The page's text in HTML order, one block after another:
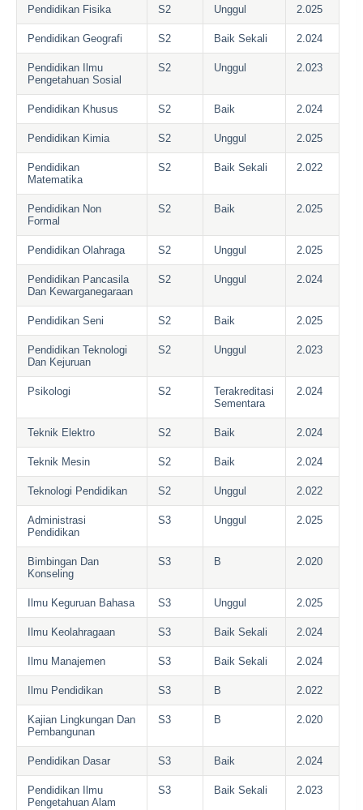
Pendidikan Fisika S2 Unggul 2.025
Pendidikan Geografi S2 Baik Sekali 2.024
Pendidikan Ilmu
Pengetahuan Sosial
S2 Unggul 2.023
Pendidikan Khusus S2 Baik 2.024
Pendidikan Kimia S2 Unggul 2.025
Pendidikan
Matematika
S2 Baik Sekali 2.022
Pendidikan Non
Formal
S2 Baik 2.025
Pendidikan Olahraga S2 Unggul 2.025
Pendidikan Pancasila
Dan Kewarganegaraan
S2 Unggul 2.024
Pendidikan Seni S2 Baik 2.025
Pendidikan Teknologi
Dan Kejuruan
S2 Unggul 2.023
Psikologi S2
Terakreditasi
Sementara
2.024
Teknik Elektro S2 Baik 2.024
Teknik Mesin S2 Baik 2.024
Teknologi Pendidikan S2 Unggul 2.022
Administrasi
Pendidikan
S3 Unggul 2.025
Bimbingan Dan
Konseling
S3 B 2.020
Ilmu Keguruan Bahasa S3 Unggul 2.025
Ilmu Keolahragaan S3 Baik Sekali 2.024
Ilmu Manajemen S3 Baik Sekali 2.024
Ilmu Pendidikan S3 B 2.022
Kajian Lingkungan Dan
Pembangunan
S3 B 2.020
Pendidikan Dasar S3 Baik 2.024
Pendidikan Ilmu
Pengetahuan Alam
S3 Baik Sekali 2.023